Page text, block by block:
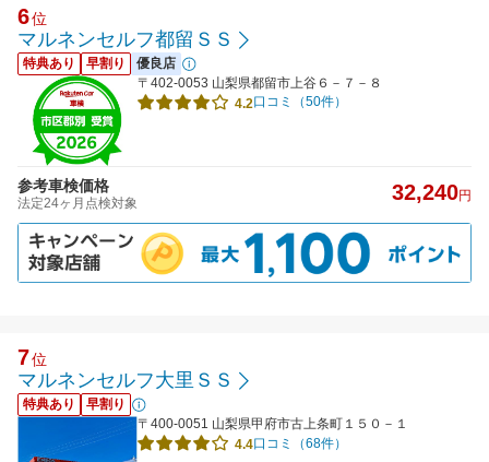
6位
マルネンセルフ都留ＳＳ
特典あり 早割り
優良店
〒402-0053 山梨県都留市上谷６－７－８
4.2口コミ（50件）
参考車検価格
法定24ヶ月点検対象 32,240円
7位
マルネンセルフ大里ＳＳ
特典あり
早割り
〒400-0051 山梨県甲府市古上条町１５０－１
4.4口コミ（68件）